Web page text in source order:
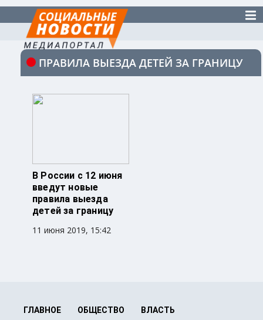
ПРАВИЛА ВЫЕЗДА ДЕТЕЙ ЗА ГРАНИЦУ
В России с 12 июня
введут новые
правила выезда
детей за границу
11 июня 2019, 15:42
ГЛАВНОЕ ОБЩЕСТВО
ВЛАСТЬ